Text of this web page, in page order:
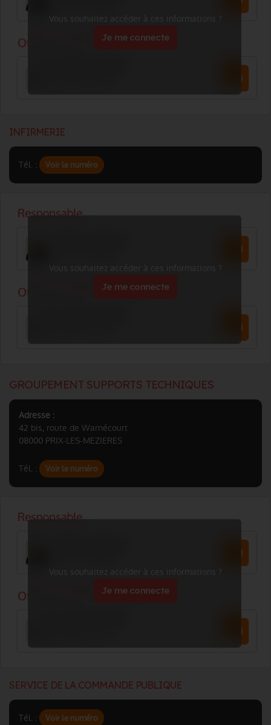
Vous souhaitez accéder à ces informations ?
Je me connecte
INFIRMERIE
Tél. : Voir le numéro
Vous souhaitez accéder à ces informations ?
Je me connecte
GROUPEMENT SUPPORTS TECHNIQUES
Adresse :
42 bis, route de Warnécourt
08000 PRIX-LES-MEZIERES
Tél. : Voir le numéro
Vous souhaitez accéder à ces informations ?
Je me connecte
SERVICE DE LA COMMANDE PUBLIQUE
Tél. : Voir le numéro